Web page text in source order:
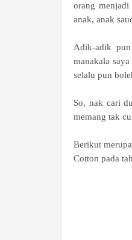
orang
anak, anak
Adik-adik
manakala
selalu pun
So, nak cari
memang tak
Berikut
Cotton pada